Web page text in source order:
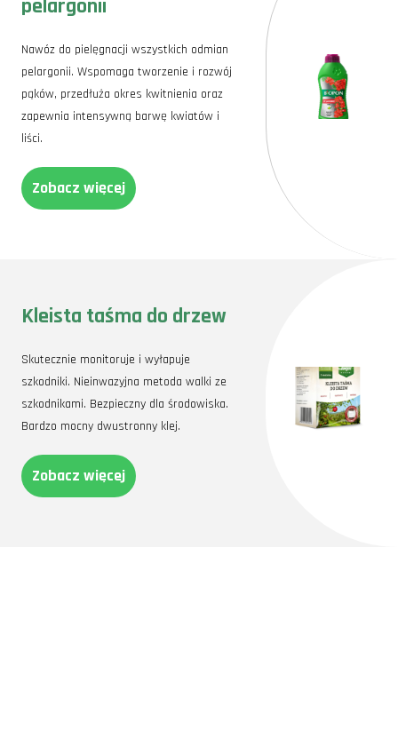
pelargonii
Nawóz do pielęgnacji wszystkich odmian
pelargonii. Wspomaga tworzenie i rozwój
pąków, przedłuża okres kwitnienia oraz
zapewnia intensywną barwę kwiatów i
liści.
Zobacz więcej
Kleista taśma do drzew
Skutecznie monitoruje i wyłapuje
szkodniki. Nieinwazyjna metoda walki ze
szkodnikami. Bezpieczny dla środowiska.
Bardzo mocny dwustronny klej.
Zobacz więcej